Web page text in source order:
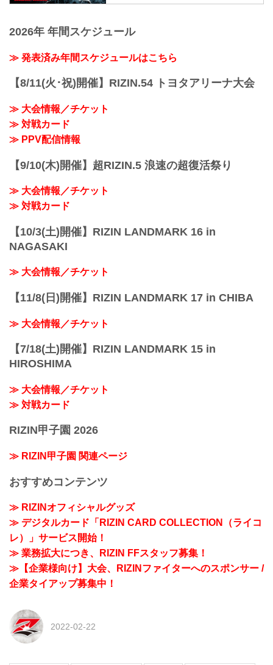
日時
14:00開始
RIZIN FFオフィシャルサイトにてご案内
RIZIN TRIGGER 2ndの放送・配信情報を
会場に行けない方は、Exciting RIZIN、
RIZIN LIVEまたはスカパー！で、2022年
開幕戦となるRIZIN TRIGGER 2ndを全試
合リアルタイムで視聴しよう！
YouTube スカ...
2026年 年間スケジュール
≫ 発表済み年間スケジュールはこちら
【8/11(火･祝)開催】RIZIN.54 トヨタアリーナ大会
≫ 大会情報／チケット
≫ 対戦カード
≫ PPV配信情報
【9/10(木)開催】超RIZIN.5 浪速の超復活祭り
≫ 大会情報／チケット
≫ 対戦カード
【10/3(土)開催】RIZIN LANDMARK 16 in
NAGASAKI
≫ 大会情報／チケット
【11/8(日)開催】RIZIN LANDMARK 17 in CHIBA
≫ 大会情報／チケット
【7/18(土)開催】RIZIN LANDMARK 15 in
HIROSHIMA
≫ 大会情報／チケット
≫ 対戦カード
RIZIN甲子園 2026
≫ RIZIN甲子園 関連ページ
おすすめコンテンツ
≫ RIZINオフィシャルグッズ
≫ デジタルカード「RIZIN CARD COLLECTION（ライコ
レ）」サービス開始！
≫ 業務拡大につき、RIZIN FFスタッフ募集！
≫【企業様向け】大会、RIZINファイターへのスポンサー /
企業タイアップ募集中！
2022-02-22